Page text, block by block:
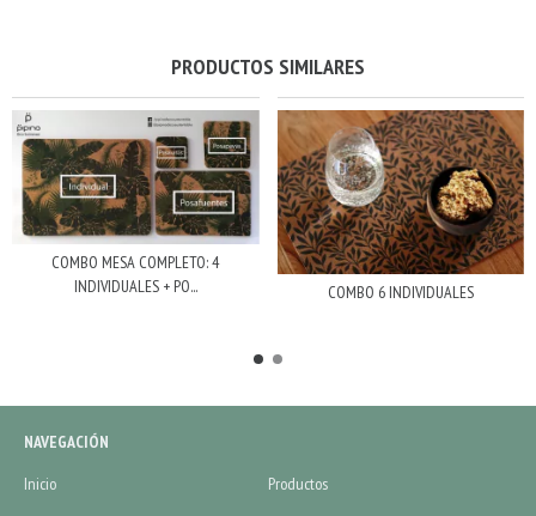
PRODUCTOS SIMILARES
COMBO MESA COMPLETO: 4
INDIVIDUALES + PO...
COMBO 6 INDIVIDUALES
NAVEGACIÓN
Inicio
Productos